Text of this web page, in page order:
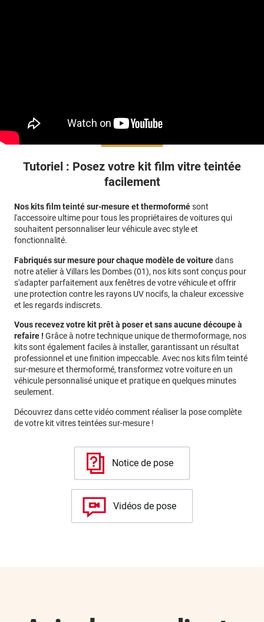
Tutoriel : Posez votre kit film vitre teintée
facilement
Nos kits film teinté sur-mesure et thermoformésont
l'accessoire ultime pour tous les propriétaires de voitures qui
souhaitent personnaliser leur véhicule avec style et
fonctionnalité.
Fabriqués sur mesure pour chaque modèle de voituredans
notre atelier à Villars les Dombes (01), nos kits sont conçus pour
s'adapter parfaitement aux fenêtres de votre véhicule et offrir
une protection contre les rayons UV nocifs, la chaleur excessive
et les regards indiscrets.
Vous recevez votre kit prêt à poser et sans aucune découpe à
refaire ! Grâce à notre technique unique de thermoformage, nos
kits sont également faciles à installer, garantissant un résultat
professionnel et une finition impeccable. Avec nos kits film teinté
sur-mesure et thermoformé, transformez votre voiture en un
véhicule personnalisé unique et pratique en quelques minutes
seulement.
Découvrez dans cette vidéo comment réaliser la pose complète
de votre kit vitres teintées sur-mesure !
Notice de pose
Vidéos de pose